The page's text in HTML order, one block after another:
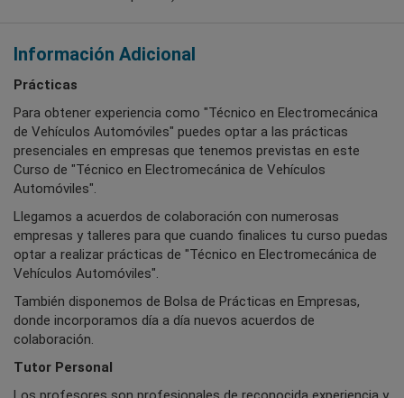
Información Adicional
Prácticas
Para obtener experiencia como "Técnico en Electromecánica
de Vehículos Automóviles" puedes optar a las prácticas
presenciales en empresas que tenemos previstas en este
Curso de "Técnico en Electromecánica de Vehículos
Automóviles".
Llegamos a acuerdos de colaboración con numerosas
empresas y talleres para que cuando finalices tu curso puedas
optar a realizar prácticas de "Técnico en Electromecánica de
Vehículos Automóviles".
También disponemos de Bolsa de Prácticas en Empresas,
donde incorporamos día a día nuevos acuerdos de
colaboración.
Tutor Personal